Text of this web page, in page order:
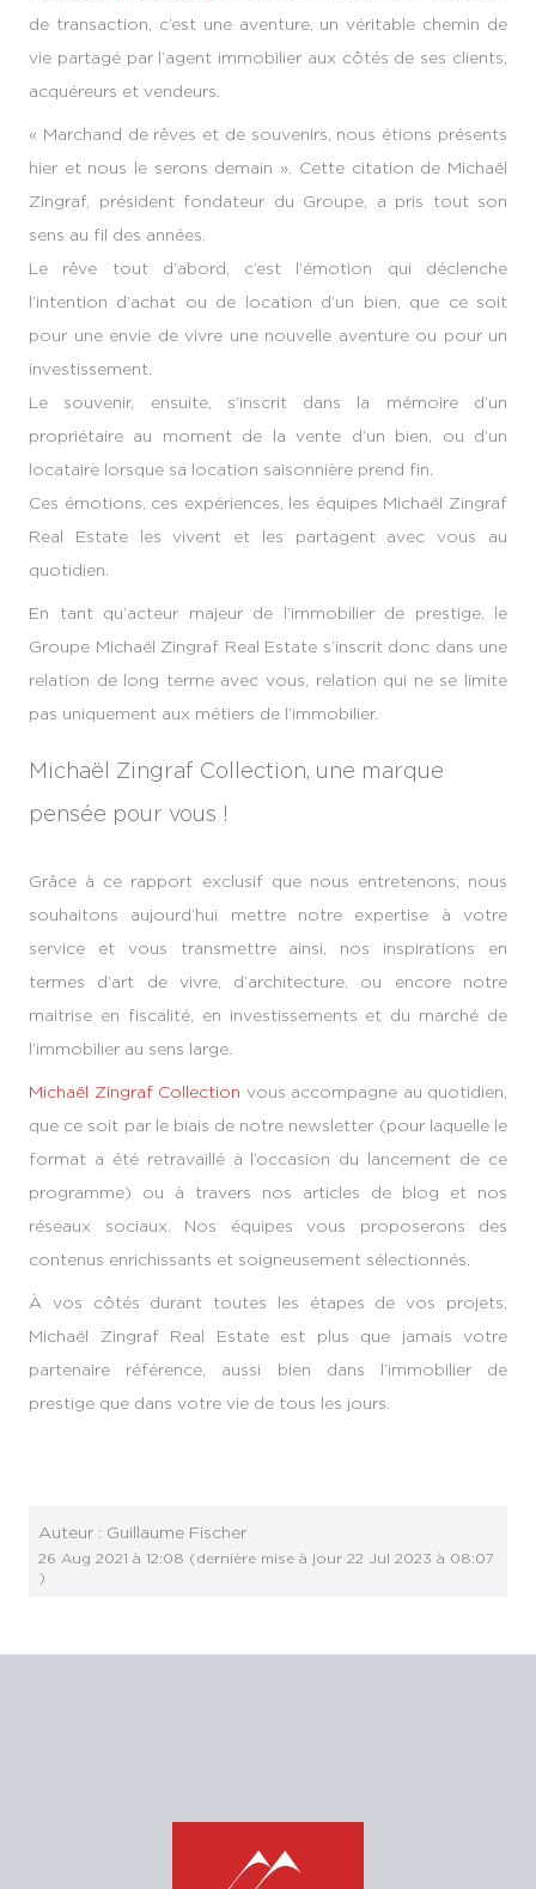
de transaction, c’est une aventure, un véritable chemin de
vie partagé par l’agent immobilier aux côtés de ses clients,
acquéreurs et vendeurs.
« Marchand de rêves et de souvenirs, nous étions présents
hier et nous le serons demain ». Cette citation de Michaël
Zingraf, président fondateur du Groupe, a pris tout son
sens au fil des années.
Le rêve tout d’abord, c’est l’émotion qui déclenche
l’intention d’achat ou de location d’un bien, que ce soit
pour une envie de vivre une nouvelle aventure ou pour un
investissement.
Le souvenir, ensuite, s’inscrit dans la mémoire d’un
propriétaire au moment de la vente d’un bien, ou d’un
locataire lorsque sa location saisonnière prend fin.
Ces émotions, ces expériences, les équipes Michaël Zingraf
Real Estate les vivent et les partagent avec vous au
quotidien.
En tant qu’acteur majeur de l’immobilier de prestige, le
Groupe Michaël Zingraf Real Estate s’inscrit donc dans une
relation de long terme avec vous, relation qui ne se limite
pas uniquement aux métiers de l’immobilier.
Michaël Zingraf Collection, une marque
pensée pour vous !
Grâce à ce rapport exclusif que nous entretenons, nous
souhaitons aujourd’hui mettre notre expertise à votre
service et vous transmettre ainsi, nos inspirations en
termes d’art de vivre, d’architecture, ou encore notre
maitrise en fiscalité, en investissements et du marché de
l’immobilier au sens large.
Michaël Zingraf Collection vous accompagne au quotidien,
que ce soit par le biais de notre newsletter (pour laquelle le
format a été retravaillé à l’occasion du lancement de ce
programme) ou à travers nos articles de blog et nos
réseaux sociaux. Nos équipes vous proposerons des
contenus enrichissants et soigneusement sélectionnés.
À vos côtés durant toutes les étapes de vos projets,
Michaël Zingraf Real Estate est plus que jamais votre
partenaire référence, aussi bien dans l’immobilier de
prestige que dans votre vie de tous les jours.
Auteur : Guillaume Fischer
26 Aug 2021 à 12:08 (dernière mise à jour 22 Jul 2023 à 08:07
)